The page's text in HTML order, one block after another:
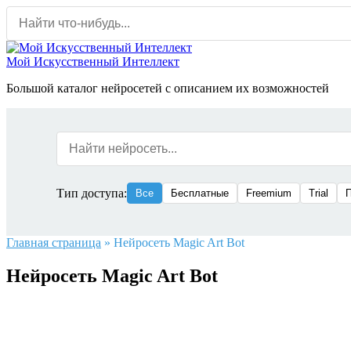
Перейти
содержанию
Мой Искусственный Интеллект
Большой каталог нейросетей с описанием их возможностей
Тип доступа: Все Бесплатные Freemium Trial
Главная страница » Нейросеть Magic Art Bot
Нейросеть Magic Art Bot